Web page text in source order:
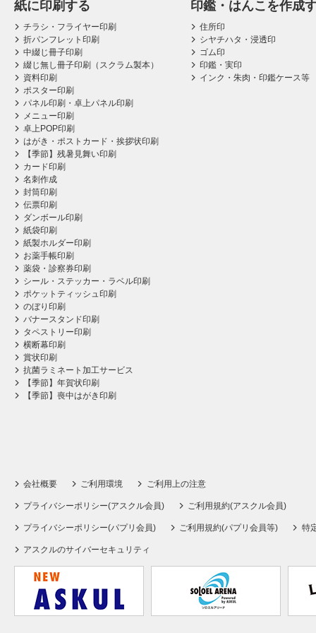
紙に印刷する
チラシ・フライヤー印刷
折パンフレット印刷
中綴じ冊子印刷
綴じ無し冊子印刷（スクラム製本）
資料印刷
ポスター印刷
パネル印刷・卓上パネル印刷
メニュー印刷
卓上POP印刷
はがき・ポストカード・挨拶状印刷
【季節】残暑見舞い印刷
カード印刷
名刺作成
封筒印刷
伝票印刷
ダンボール印刷
紙袋印刷
紙製ホルダー印刷
お薬手帳印刷
薬袋・診察券印刷
シール・ステッカー・ラベル印刷
ポケットティッシュ印刷
のぼり印刷
バナースタンド印刷
タペストリー印刷
横断幕印刷
賞状印刷
抗菌ラミネート加工サービス
【季節】年賀状印刷
【季節】喪中はがき印刷
印鑑・はんこを作成
住所印
シヤチハタ・浸透印
ゴム印
印鑑・実印
インク・朱肉・印鑑ケース等
会社概要 ご利用環境 ご利用上の注意
プライバシーポリシー(アスクル会員) ご利用規約(アスクル会員)
プライバシーポリシー(パプリ会員) ご利用規約(パプリ会員等) 特
アスクルのサイバーセキュリティ